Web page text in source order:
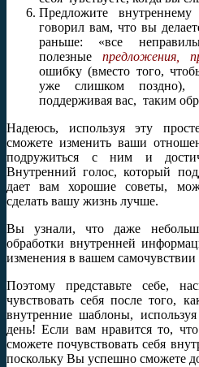
Предложите
говорил вам, что вы
раньше: «все
полезные предложения,
ошибку (вместо того,
уже слишком поздно),
поддерживая вас, таким
Надеюсь, используя эту
сможете изменить ваши
подружиться с ним и
Внутренний голос, который
дает вам хорошие советы,
сделать вашу жизнь лучше.
Вы узнали, что даже
обработки внутренней
изменения в вашем самочувствии
Поэтому представьте себе,
чувствовать себя после того,
внутренние шаблоны,
день! Если вам нравится то,
сможете почувствовать себя
поскольку Вы успешно сможете